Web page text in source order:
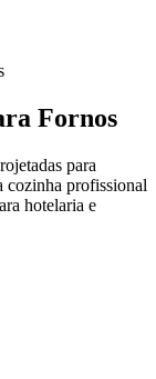
Fornos
para
cozinha profissional
hotelaria e